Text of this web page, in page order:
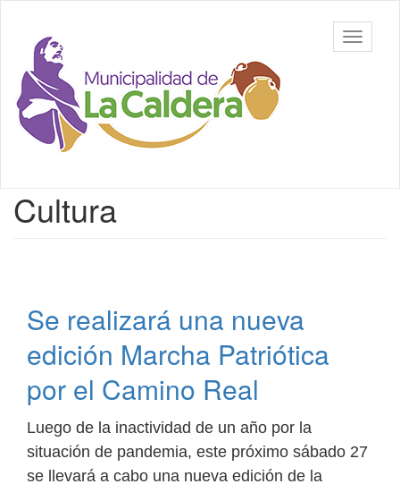
contenido
principal
Municipalidad
de La
Caldera,
Salta
barra
Contenido
Cultura
Se realizará una nueva
edición Marcha Patriótica
por el Camino Real
Luego de la inactividad de un año por la
situación de pandemia, este próximo sábado 27
se llevará a cabo una nueva edición de la